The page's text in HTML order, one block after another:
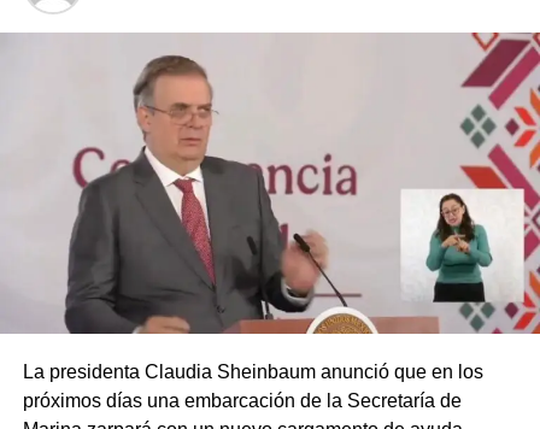
La presidenta Claudia Sheinbaum anunció que en los
próximos días una embarcación de la Secretaría de